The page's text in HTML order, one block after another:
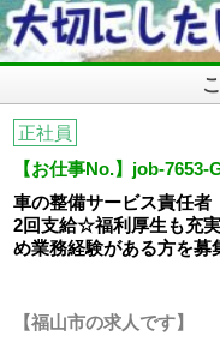
正社員
【お仕事No.】job-7653-
車の整備サービス責任者
2回支給☆福利厚生も充
め業務経験がある方を募
【福山市の求人です】